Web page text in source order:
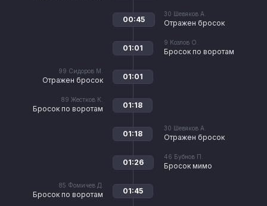
30 Шевяков А.
Отражен бросок
00:45
9 Козлов О.
Бросок по воротам
01:01
99 Сидоров М.
Отражен бросок 01:01
89 Жестков К.
Бросок по воротам 01:18
30 Шевяков А.
Отражен бросок
01:18
46 Бубнов П.
Бросок мимо
01:26
85 Фомичев Д.
Бросок по воротам 01:45